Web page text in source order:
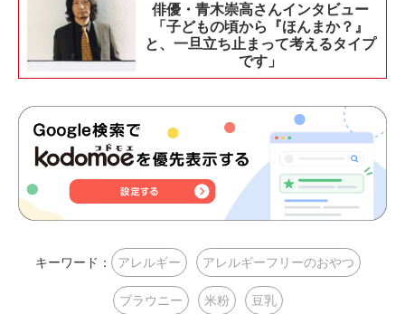
俳優・青木崇高さんインタビュー
「子どもの頃から『ほんまか？』
と、一旦立ち止まって考えるタイプ
です」
キーワード： アレルギー アレルギーフリーのおやつ
ブラウニー 米粉 豆乳